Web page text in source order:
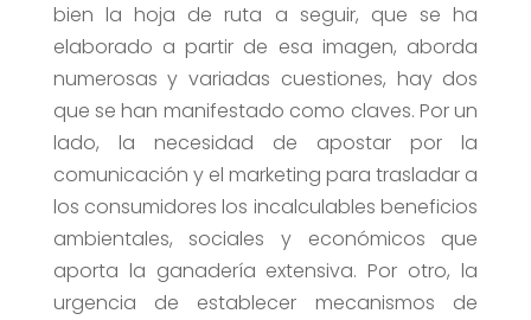
bien la hoja de ruta a seguir, que se ha
elaborado a partir de esa imagen, aborda
numerosas y variadas cuestiones, hay dos
que se han manifestado como claves. Por un
lado, la necesidad de apostar por la
comunicación y el marketing para trasladar a
los consumidores los incalculables beneficios
ambientales, sociales y económicos que
aporta la ganadería extensiva. Por otro, la
urgencia de establecer mecanismos de